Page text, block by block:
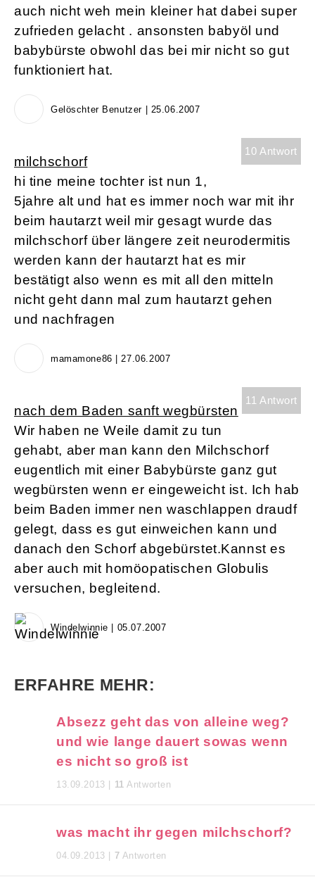
auch nicht weh mein kleiner hat dabei super
zufrieden gelacht . ansonsten babyöl und
babybürste obwohl das bei mir nicht so gut
funktioniert hat.
Gelöschter Benutzer | 25.06.2007
10 Antwort
milchschorf
hi tine meine tochter ist nun 1,
5jahre alt und hat es immer noch war mit ihr
beim hautarzt weil mir gesagt wurde das
milchschorf über längere zeit neurodermitis
werden kann der hautarzt hat es mir
bestätigt also wenn es mit all den mitteln
nicht geht dann mal zum hautarzt gehen
und nachfragen
mamamone86 | 27.06.2007
11 Antwort
nach dem Baden sanft wegbürsten
Wir haben ne Weile damit zu tun
gehabt, aber man kann den Milchschorf
eugentlich mit einer Babybürste ganz gut
wegbürsten wenn er eingeweicht ist. Ich hab
beim Baden immer nen waschlappen draudf
gelegt, dass es gut einweichen kann und
danach den Schorf abgebürstet.Kannst es
aber auch mit homöopatischen Globulis
versuchen, begleitend.
Windelwinnie | 05.07.2007
ERFAHRE MEHR:
Absezz geht das von alleine weg?
und wie lange dauert sowas wenn
es nicht so groß ist
13.09.2013 | 11 Antworten
was macht ihr gegen milchschorf?
04.09.2013 | 7 Antworten